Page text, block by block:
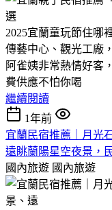
2025宜蘭童玩節住哪
傳藝中心、觀光工廠
阿雀姨非常熱情好客
費供應不怕你喝
繼續閱讀
1年前
宜蘭民宿推薦｜月光
遠眺蘭陽星空夜景，
國內旅遊 國內旅遊